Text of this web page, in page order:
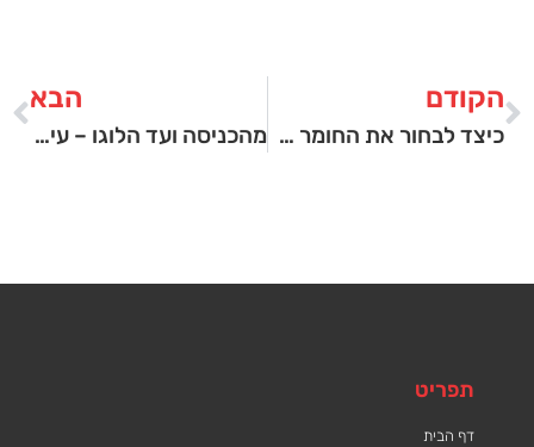
הקודם
כיצד לבחור את החומר הנכון לעמידות לאורך שנים בשלטי הנצחה
הבא
מהכניסה ועד הלוגו – עיצוב בהתאמה אישית של שלטים למשרד
תפריט
דף הבית